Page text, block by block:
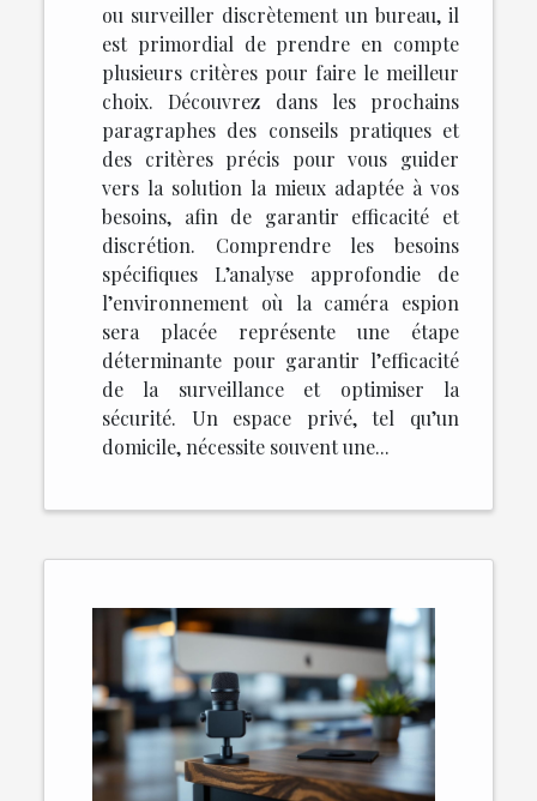
ou surveiller discrètement un bureau, il
est primordial de prendre en compte
plusieurs critères pour faire le meilleur
choix. Découvrez dans les prochains
paragraphes des conseils pratiques et
des critères précis pour vous guider
vers la solution la mieux adaptée à vos
besoins, afin de garantir efficacité et
discrétion. Comprendre les besoins
spécifiques L’analyse approfondie de
l’environnement où la caméra espion
sera placée représente une étape
déterminante pour garantir l’efficacité
de la surveillance et optimiser la
sécurité. Un espace privé, tel qu’un
domicile, nécessite souvent une...